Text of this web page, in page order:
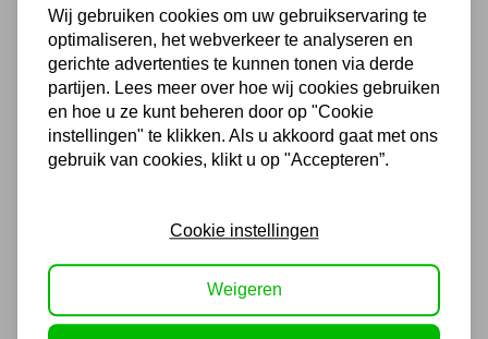
726,00
600,00 excl. BTW
Hydraulische handpomp 700
bar 2000ml - CP700B
Cilinder 100 ton slag 150mm
MPC100150
Wij gebruiken cookies om uw gebruikservaring te
optimaliseren, het webverkeer te analyseren en
gerichte advertenties te kunnen tonen via derde
partijen. Lees meer over hoe wij cookies gebruiken
en hoe u ze kunt beheren door op "Cookie
instellingen" te klikken. Als u akkoord gaat met ons
gebruik van cookies, klikt u op "Accepteren”.
Cookie instellingen
Weigeren